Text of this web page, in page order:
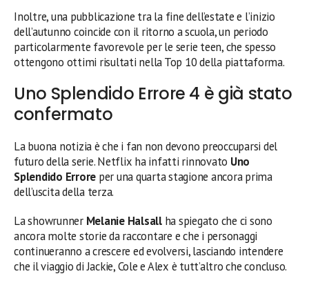
Inoltre, una pubblicazione tra la fine dell’estate e l’inizio
dell’autunno coincide con il ritorno a scuola, un periodo
particolarmente favorevole per le serie teen, che spesso
ottengono ottimi risultati nella Top 10 della piattaforma.
Uno Splendido Errore 4 è già stato
confermato
La buona notizia è che i fan non devono preoccuparsi del
futuro della serie. Netflix ha infatti rinnovato Uno
Splendido Errore per una quarta stagione ancora prima
dell’uscita della terza.
La showrunner Melanie Halsallha spiegato che ci sono
ancora molte storie da raccontare e che i personaggi
continueranno a crescere ed evolversi, lasciando intendere
che il viaggio di Jackie, Cole e Alex è tutt’altro che concluso.